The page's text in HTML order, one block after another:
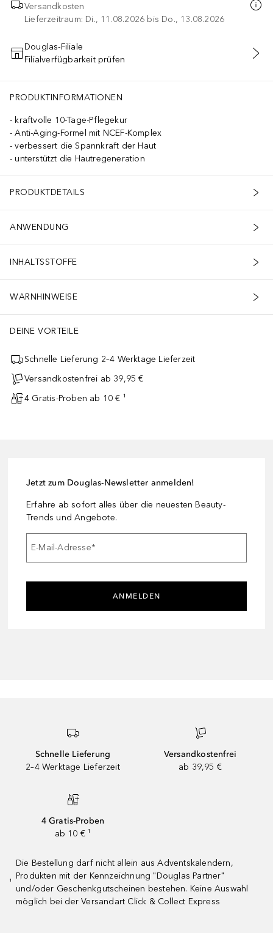
Versandkosten
Lieferzeitraum: Di., 11.08.2026 bis Do., 13.08.2026
IN DEN WARENKORB
Douglas-Filiale
Filialverfügbarkeit prüfen
PRODUKTINFORMATIONEN
kraftvolle 10-Tage-Pflegekur
Anti-Aging-Formel mit NCEF-Komplex
verbessert die Spannkraft der Haut
unterstützt die Hautregeneration
PRODUKTDETAILS
ANWENDUNG
INHALTSSTOFFE
WARNHINWEISE
DEINE VORTEILE
Schnelle Lieferung 2–4 Werktage Lieferzeit
Versandkostenfrei ab 39,95 €
4 Gratis-Proben ab 10 € ¹
Jetzt zum Douglas-Newsletter anmelden!
Erfahre ab sofort alles über die neuesten Beauty-
Trends und Angebote.
E-Mail-Adresse*
ANMELDEN
Schnelle Lieferung
2–4 Werktage Lieferzeit
Versandkostenfrei
ab 39,95 €
4 Gratis-Proben
ab 10 € ¹
¹
Die Bestellung darf nicht allein aus Adventskalendern,
Produkten mit der Kennzeichnung "Douglas Partner"
und/oder Geschenkgutscheinen bestehen. Keine Auswahl
möglich bei der Versandart Click & Collect Express